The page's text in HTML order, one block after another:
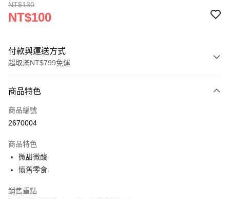
NT$130
NT$100
付款與運送方式
超取滿NT$799免運
信用卡一次付款
超商取貨付款
Apple Pay
街口支付
悠遊付
商品特色
商品編號
2670004
商品特色
微甜微酸
懷舊零食
銷售重點